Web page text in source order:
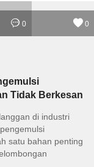
0 0
Tidak Berkesan
di industri
satu bahan penting